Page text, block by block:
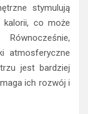
stymulują
kalorii, co może
atmosferyczne
jest bardziej
ich rozwój i